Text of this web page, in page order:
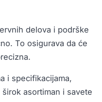
delova i podrške
To osigurava da će
i specifikacijama,
asortiman i savete